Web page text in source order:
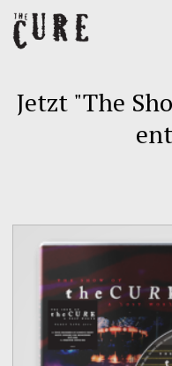
Zum
Inhalt
springen
Jetzt "The